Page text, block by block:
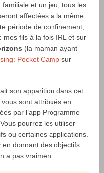
familiale et un jeu, tous les
affectées à la même
période de confinement,
mes fils à la fois IRL et sur
(la maman ayant
Pocket Camp sur
son apparition dans cet
sont attribués en
par l’app Programme
pourrez les utiliser
ou certaines applications.
en donnant des objectifs
a pas vraiment.